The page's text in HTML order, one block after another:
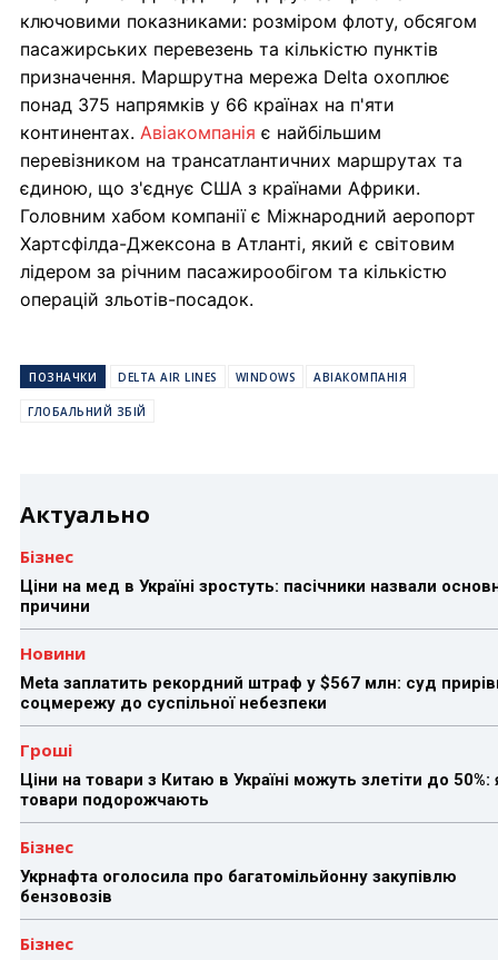
ключовими показниками: розміром флоту, обсягом
пасажирських перевезень та кількістю пунктів
призначення. Маршрутна мережа Delta охоплює
понад 375 напрямків у 66 країнах на п'яти
континентах. Авіакомпанія є найбільшим
перевізником на трансатлантичних маршрутах та
єдиною, що з'єднує США з країнами Африки.
Головним хабом компанії є Міжнародний аеропорт
Хартсфілда-Джексона в Атланті, який є світовим
лідером за річним пасажирообігом та кількістю
операцій зльотів-посадок.
ПОЗНАЧКИ DELTA AIR LINES WINDOWS АВІАКОМПАНІЯ
ГЛОБАЛЬНИЙ ЗБІЙ
Актуально
Бізнес
Ціни на мед в Україні зростуть: пасічники назвали
причини
Новини
Meta заплатить рекордний штраф у $567 млн: суд
соцмережу до суспільної небезпеки
Гроші
Ціни на товари з Китаю в Україні можуть злетіти до 50%:
товари подорожчають
Бізнес
Укрнафта оголосила про багатомільйонну закупівлю
бензовозів
Бізнес